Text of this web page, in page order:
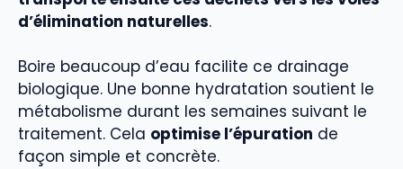
d’élimination naturelles.
Boire beaucoup d’eau facilite ce drainage
biologique. Une bonne hydratation soutient le
métabolisme durant les semaines suivant le
traitement. Cela optimise l’épuration de
façon simple et concrète.